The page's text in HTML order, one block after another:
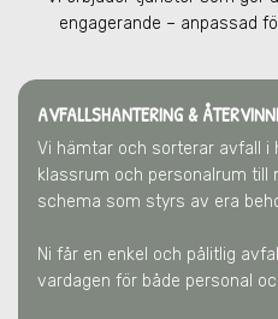
engagerande – anpassad
AVFALLSHANTERING &
Vi hämtar och sorterar avfall i
klassrum och personalrum till
schema som styrs av era
Ni får en enkel och pålitlig
vardagen för både personal